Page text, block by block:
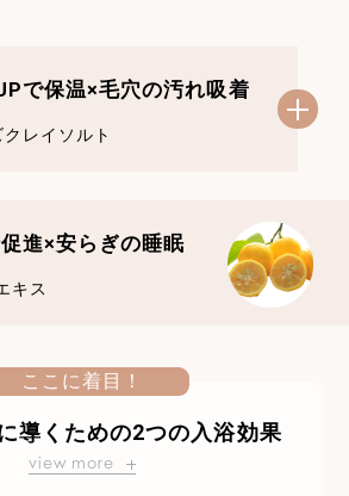
で保温×毛穴の汚れ吸着
クレイソルト
進×安らぎの睡眠
キス
ここに着目！
導くための2つの入浴効果
view more